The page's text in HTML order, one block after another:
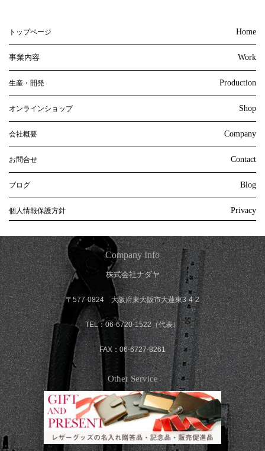
トップページ Home
事業内容 Work
生産・開発 Production
オンラインショップ Shop
会社概要 Company
お問合せ Contact
ブログ Blog
個人情報保護方針 Privacy
Company Info
株式会社ナダヤ
〒577-0824 大阪府東大阪市大蓮東3-4-2
TEL：06-6720-1522（代表）
FAX：06-6727-8261
Other Service